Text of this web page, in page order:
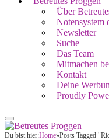
Über
Notensystem
Newsletter
Suche
Das Team
Mitmachen
Kontakt
Deine
Proudly
Du bist hier:Home»Posts Tagged